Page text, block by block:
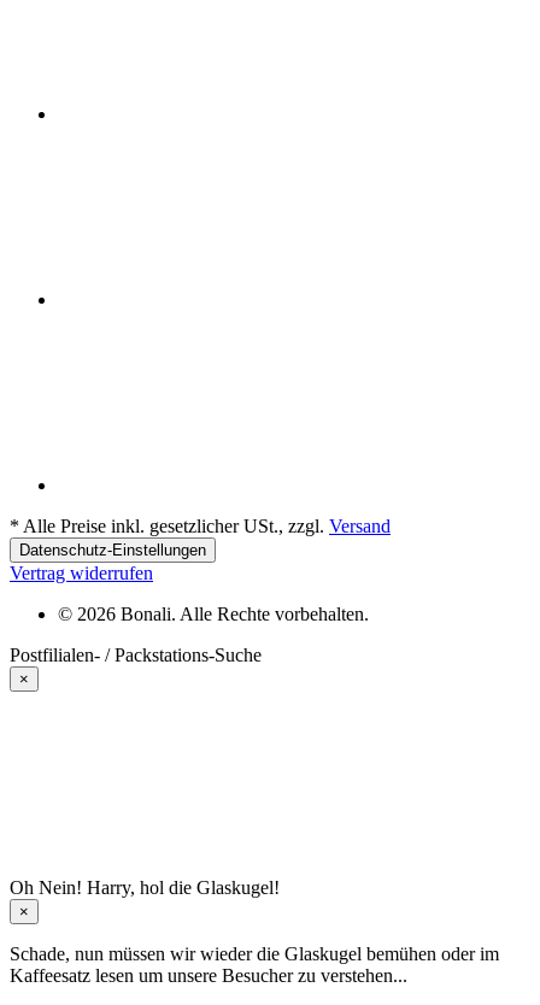
* Alle Preise inkl. gesetzlicher USt., zzgl. Versand
Datenschutz-Einstellungen
Vertrag widerrufen
© 2026 Bonali. Alle Rechte vorbehalten.
Postfilialen- / Packstations-Suche
×
Oh Nein! Harry, hol die Glaskugel!
×
Schade, nun müssen wir wieder die Glaskugel bemühen oder im
Kaffeesatz lesen um unsere Besucher zu verstehen...